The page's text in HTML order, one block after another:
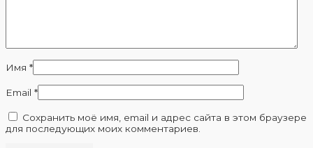
Имя *
Email *
Сохранить моё имя, email и адрес сайта в этом браузере
для последующих моих комментариев.